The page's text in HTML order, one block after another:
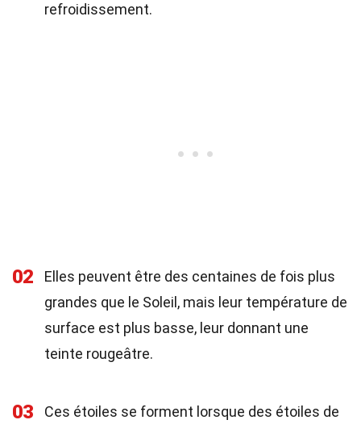
refroidissement.
02
Elles peuvent être des centaines de fois plus
grandes que le Soleil, mais leur température de
surface est plus basse, leur donnant une
teinte rougeâtre.
03
Ces étoiles se forment lorsque des étoiles de